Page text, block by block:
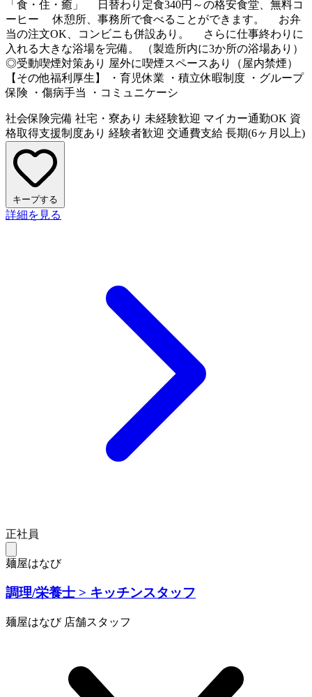
「食・住・癒」 日替わり定食340円～の格安食堂、無料コ
ーヒー 休憩所、事務所で食べることができます。 お弁
当の注文OK、コンビニも併設あり。 さらに仕事終わりに
入れる大きな浴場を完備。 （製造所内に3か所の浴場あり）
◎受動喫煙対策あり 屋外に喫煙スペースあり（屋内禁煙）
【その他福利厚生】 ・育児休業 ・積立休暇制度 ・グループ
保険 ・傷病手当 ・コミュニケーシ
社会保険完備 社宅・寮あり 未経験歓迎 マイカー通勤OK 資
格取得支援制度あり 経験者歓迎 交通費支給 長期(6ヶ月以上)
キープする
詳細を見る
正社員
麺屋はなび
調理/栄養士 > キッチンスタッフ
麺屋はなび 店舗スタッフ